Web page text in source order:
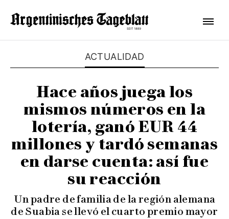
ACTUALIDAD
Hace años juega los
mismos números en la
lotería, ganó EUR 44
millones y tardó semanas
en darse cuenta: así fue
su reacción
Un padre de familia de la región alemana
de Suabia se llevó el cuarto premio mayor